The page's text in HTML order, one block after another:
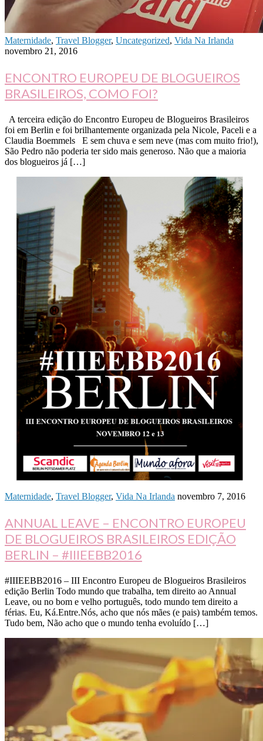
Maternidade, Travel Blogger, Uncategorized, Vida Na Irlanda
novembro 21, 2016
ENCONTRO EUROPEU DE BLOGUEIROS
BRASILEIROS, COMO FOI?
A terceira edição do Encontro Europeu de Blogueiros Brasileiros
foi em Berlin e foi brilhantemente organizada pela Nicole, Paceli e a
Claudia Boemmels E sem chuva e sem neve (mas com muito frio!),
São Pedro não poderia ter sido mais generoso. Não que a maioria
dos blogueiros já […]
Maternidade, Travel Blogger, Vida Na Irlanda novembro 7, 2016
ANNUAL LEAVE – ENCONTRO EUROPEU
DE BLOGUEIROS BRASILEIROS EDIÇÃO
BERLIN – #IIIEEBB2016
#IIIEEBB2016 – III Encontro Europeu de Blogueiros Brasileiros
edição Berlin Todo mundo que trabalha, tem direito ao Annual
Leave, ou no bom e velho português, todo mundo tem direito a
férias. Eu, Ká.Entre.Nós, acho que nós mães (e pais) também temos.
Tudo bem, Não acho que o mundo tenha evoluído […]